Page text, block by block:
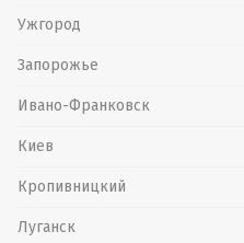
Ужгород
Запорожье
Ивано-Франковск
Киев
Кропивницкий
Луганск